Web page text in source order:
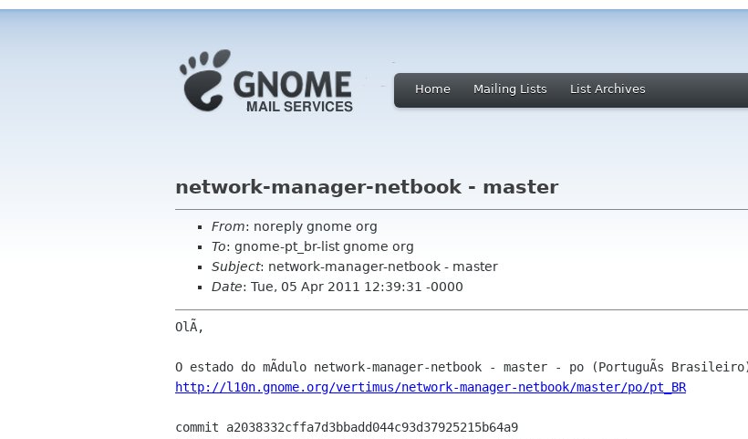
Home Mailing Lists List Archives
network-manager-netbook - master
From: noreply gnome org
To: gnome-pt_br-list gnome org
Subject: network-manager-netbook - master
Date: Tue, 05 Apr 2011 12:39:31 -0000
OlÃ,
http://l10n.gnome.org/vertimus/network-manager-netbook/master/po/pt_BR
commit a2038332cffa7d3bbadd044c93d37925215b64a9